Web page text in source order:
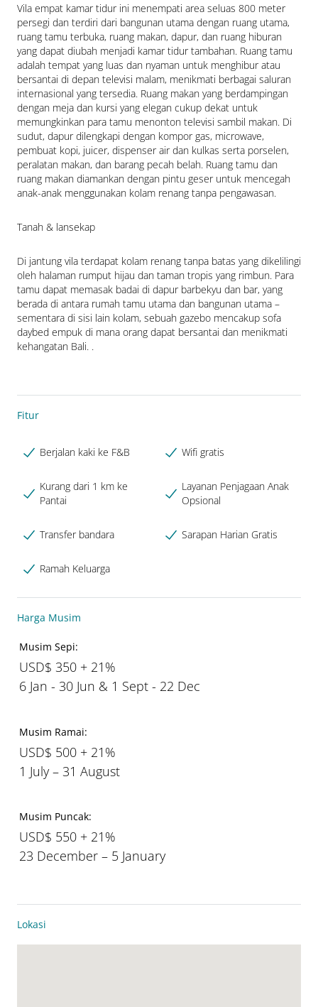
Vila empat kamar tidur ini menempati area seluas 800 meter
persegi dan terdiri dari bangunan utama dengan ruang utama,
ruang tamu terbuka, ruang makan, dapur, dan ruang hiburan
yang dapat diubah menjadi kamar tidur tambahan. Ruang tamu
adalah tempat yang luas dan nyaman untuk menghibur atau
bersantai di depan televisi malam, menikmati berbagai saluran
internasional yang tersedia. Ruang makan yang berdampingan
dengan meja dan kursi yang elegan cukup dekat untuk
memungkinkan para tamu menonton televisi sambil makan. Di
sudut, dapur dilengkapi dengan kompor gas, microwave,
pembuat kopi, juicer, dispenser air dan kulkas serta porselen,
peralatan makan, dan barang pecah belah. Ruang tamu dan
ruang makan diamankan dengan pintu geser untuk mencegah
anak-anak menggunakan kolam renang tanpa pengawasan.
Tanah & lansekap
Di jantung vila terdapat kolam renang tanpa batas yang dikelilingi
oleh halaman rumput hijau dan taman tropis yang rimbun. Para
tamu dapat memasak badai di dapur barbekyu dan bar, yang
berada di antara rumah tamu utama dan bangunan utama –
sementara di sisi lain kolam, sebuah gazebo mencakup sofa
daybed empuk di mana orang dapat bersantai dan menikmati
kehangatan Bali. .
Fitur
Berjalan kaki ke F&B Wifi gratis
Kurang dari 1 km ke
Pantai
Layanan Penjagaan Anak
Opsional
Transfer bandara Sarapan Harian Gratis
Ramah Keluarga
Harga Musim
Musim Sepi:
USD$ 350 + 21%
6 Jan - 30 Jun & 1 Sept - 22 Dec
Musim Ramai:
USD$ 500 + 21%
1 July – 31 August
Musim Puncak:
USD$ 550 + 21%
23 December – 5 January
Lokasi